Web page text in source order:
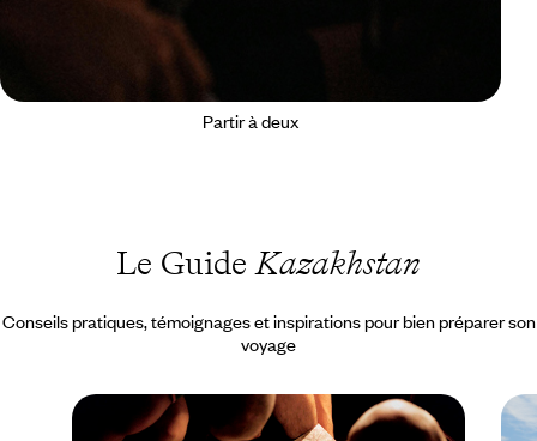
Partir à deux
Le GuideKazakhstan
Conseils pratiques, témoignages et inspirations pour bien préparer son
voyage